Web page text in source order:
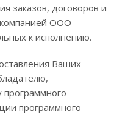
заказов, договоров и
компанией ООО
к исполнению.
Ваших
программного